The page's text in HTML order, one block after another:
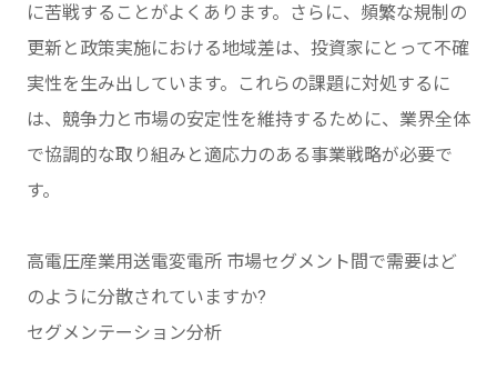
に苦戦することがよくあります。さらに、頻繁な規制の
更新と政策実施における地域差は、投資家にとって不確
実性を生み出しています。これらの課題に対処するに
は、競争力と市場の安定性を維持するために、業界全体
で協調的な取り組みと適応力のある事業戦略が必要で
す。
高電圧産業用送電変電所 市場セグメント間で需要はど
のように分散されていますか?
セグメンテーション分析